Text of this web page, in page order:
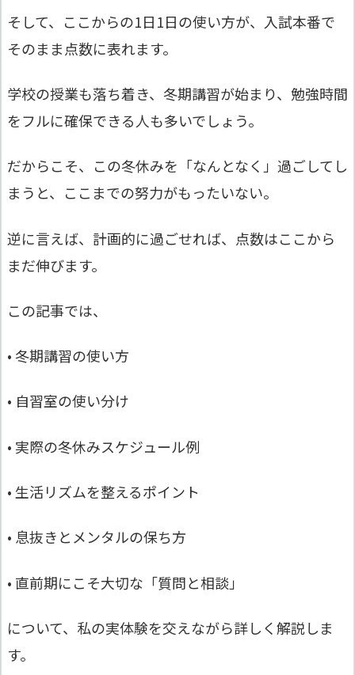
そして、ここからの1日1日の使い方が、入試本番で
そのまま点数に表れます。
学校の授業も落ち着き、冬期講習が始まり、勉強時間
をフルに確保できる人も多いでしょう。
だからこそ、この冬休みを「なんとなく」過ごしてし
まうと、ここまでの努力がもったいない。
逆に言えば、計画的に過ごせれば、点数はここから
まだ伸びます。
この記事では、
• 冬期講習の使い方
• 自習室の使い分け
• 実際の冬休みスケジュール例
• 生活リズムを整えるポイント
• 息抜きとメンタルの保ち方
• 直前期にこそ大切な「質問と相談」
について、私の実体験を交えながら詳しく解説しま
す。